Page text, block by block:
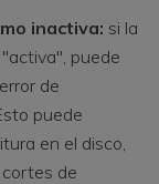
inactiva: si la
puede
de
puede
en el disco,
de